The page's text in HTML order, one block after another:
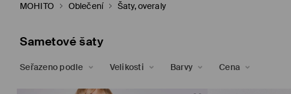
MOHITO Oblečení Šaty, overaly
Sametové šaty
Seřazeno podle Velikosti Barvy Cena